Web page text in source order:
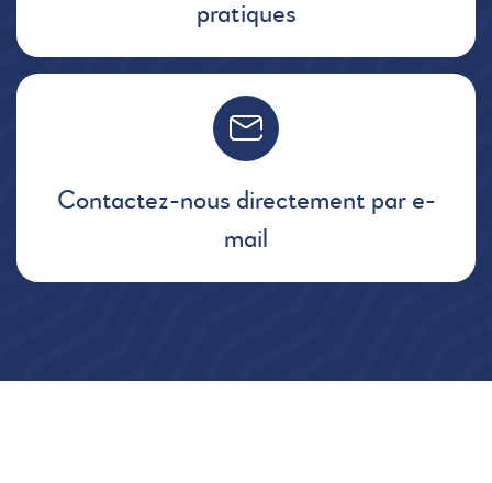
pratiques
Contactez-nous directement par e-
mail